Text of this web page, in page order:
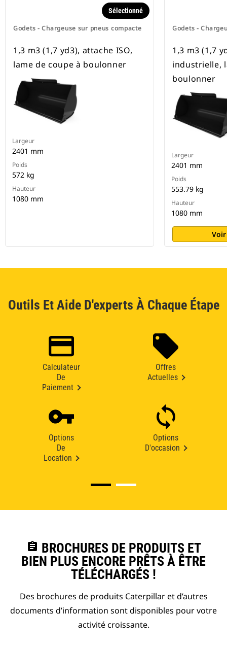
Godets - Chargeuse sur pneus compacte
Sélectionné
1,3 m3 (1,7 yd3), attache ISO,
lame de coupe à boulonner
Largeur
2401 mm
Poids
572 kg
Hauteur
1080 mm
Godets -
1,3 m3 (1,7
industrielle,
boulonner
Largeur
2401 mm
Poids
553.79 kg
Hauteur
1080 mm
Outils Et Aide D'experts À Chaque Étape
Calculateur
De
Paiement
Offres
Actuelles
Options
De
Location
Options
D'occasion
assignment BROCHURES DE PRODUITS ET
BIEN PLUS ENCORE PRÊTS À ÊTRE
TÉLÉCHARGÉS !
Des brochures de produits Caterpillar et d’autres
documents d’information sont disponibles pour votre
activité croissante.